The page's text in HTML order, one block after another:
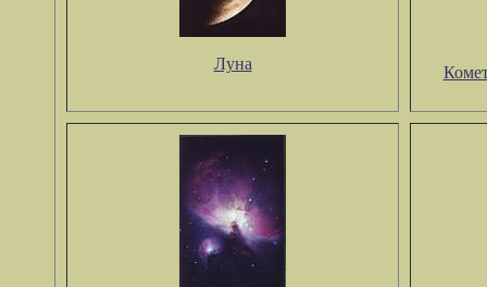
Луна